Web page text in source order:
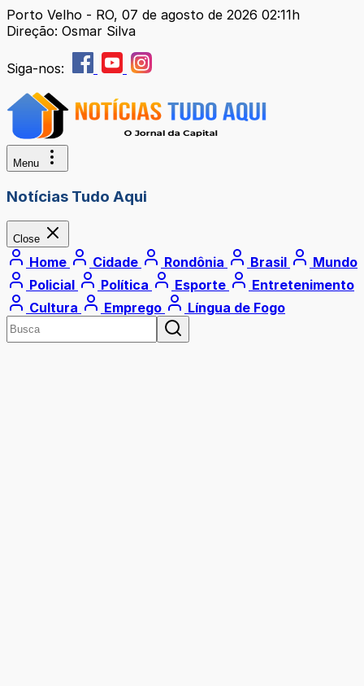
Porto Velho - RO, 07 de agosto de 2026 02:11h
Direção: Osmar Silva
Siga-nos:
Menu
Notícias Tudo Aqui
Close
Home Cidade Rondônia Brasil
Mundo
Policial
Política Esporte
Entretenimento
Cultura
Emprego Língua de Fogo